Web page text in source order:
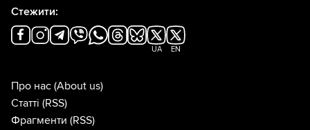
Стежити:
UA EN
Про нас (About us)
Статті (RSS)
Фрагменти (RSS)